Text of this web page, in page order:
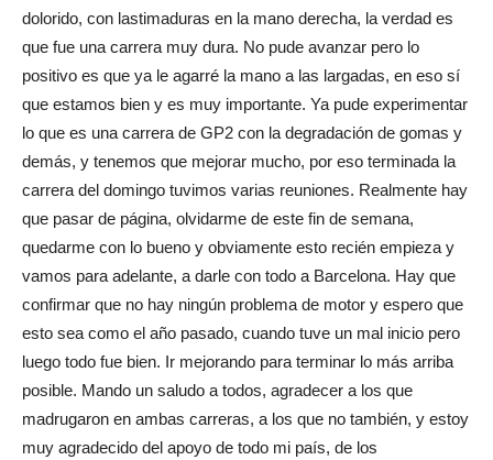
dolorido, con lastimaduras en la mano derecha, la verdad es
que fue una carrera muy dura. No pude avanzar pero lo
positivo es que ya le agarré la mano a las largadas, en eso sí
que estamos bien y es muy importante. Ya pude experimentar
lo que es una carrera de GP2 con la degradación de gomas y
demás, y tenemos que mejorar mucho, por eso terminada la
carrera del domingo tuvimos varias reuniones. Realmente hay
que pasar de página, olvidarme de este fin de semana,
quedarme con lo bueno y obviamente esto recién empieza y
vamos para adelante, a darle con todo a Barcelona. Hay que
confirmar que no hay ningún problema de motor y espero que
esto sea como el año pasado, cuando tuve un mal inicio pero
luego todo fue bien. Ir mejorando para terminar lo más arriba
posible. Mando un saludo a todos, agradecer a los que
madrugaron en ambas carreras, a los que no también, y estoy
muy agradecido del apoyo de todo mi país, de los